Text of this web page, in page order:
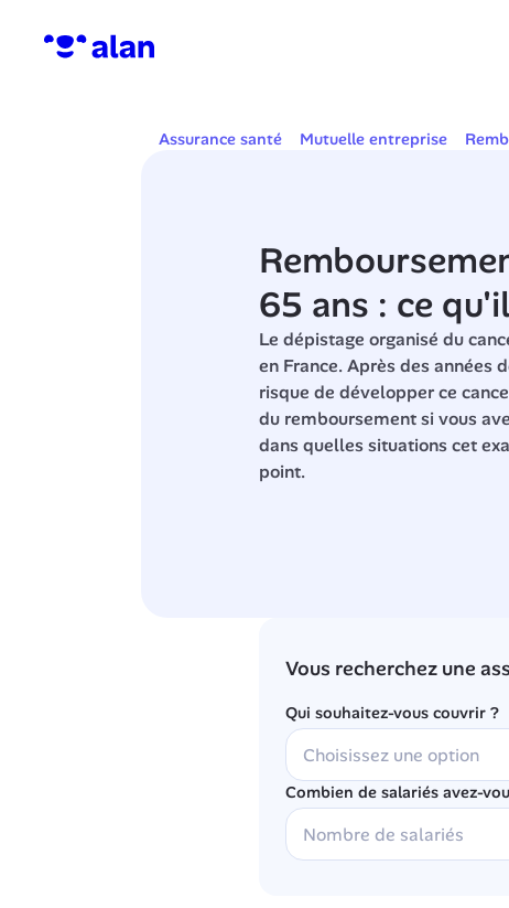
Assurance santé Mutuelle entreprise
65 ans : ce
Le dépistage organisé du
en France. Après des années
risque de développer ce
du remboursement si vous
dans quelles situations cet
point.
Vous recherchez une
Qui souhaitez-vous couvrir ?
Combien de salariés avez-